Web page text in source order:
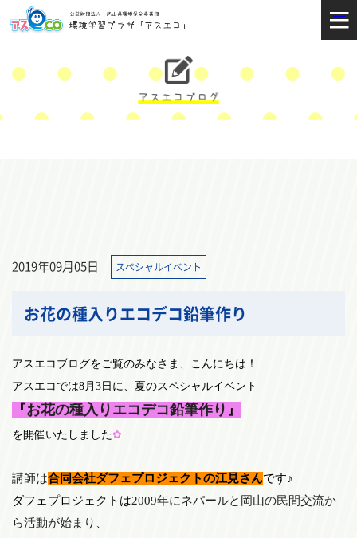
2019年09月05日 スペシャルイベント
お花の種入りエコデコ鉛筆作り
アスエコブログをご覧のみなさま、こんにちは！
アスエコでは8月3 日に、夏のスペシャルイベント
『お花の種入りエコデコ鉛筆作り 』
を開催いたしました✿
講師は合同会社ダフェプロジェクトの江見さんです♪
ダフェプロジェクトは2009年にネパールと岡山の民間交流か
ら活動が始まり、